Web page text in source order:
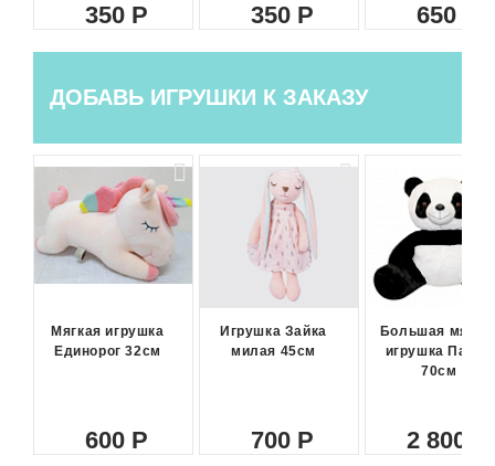
350 350 650
ДОБАВЬ ИГРУШКИ К ЗАКАЗУ
Мягкая игрушка
Единорог 32см
600
Игрушка Зайка
милая 45см
700
Большая
игрушка Панда
70см
2 800